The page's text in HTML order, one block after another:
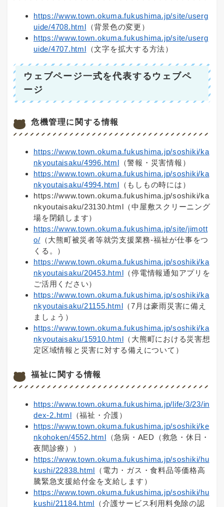
https://www.town.okuma.fukushima.jp/site/userg
uide/4708.html （背景色の変更）
https://www.town.okuma.fukushima.jp/site/userg
uide/4707.html （文字を拡大する方法）
ウェブページ一式を代表するウェブペ
ージ
危機管理に関する情報
https://www.town.okuma.fukushima.jp/soshiki/ka
nkyoutaisaku/4996.html （警報・災害情報）
https://www.town.okuma.fukushima.jp/soshiki/ka
nkyoutaisaku/4994.html （もしもの時には）
https://www.town.okuma.fukushima.jp/soshiki/ka
nkyoutaisaku/23130.html（中屋敷スクリーニング
場を閉鎖します）
https://www.town.okuma.fukushima.jp/site/jimott
o/ （大熊町被災者等就労支援業務-福祉が仕事をつ
くる。）
https://www.town.okuma.fukushima.jp/soshiki/ka
nkyoutaisaku/20453.html （停電情報通知アプリを
ご活用ください）
https://www.town.okuma.fukushima.jp/soshiki/ka
nkyoutaisaku/21155.html （7月は豪雨災害に備え
ましょう）
https://www.town.okuma.fukushima.jp/soshiki/ka
nkyoutaisaku/15910.html （大熊町における災害想
定区域情報と災害に対する備えについて）
福祉に関する情報
https://www.town.okuma.fukushima.jp/life/3/23/in
dex-2.html （福祉・介護）
https://www.town.okuma.fukushima.jp/soshiki/ke
nkohoken/4552.html （急病・AED（救急・休日・
夜間診療））
https://www.town.okuma.fukushima.jp/soshiki/hu
kushi/22838.html （電力・ガス・食料品等価格高
騰緊急支援給付金を支給します）
https://www.town.okuma.fukushima.jp/soshiki/hu
kushi/21184.html （介護サービス利用料免除の認